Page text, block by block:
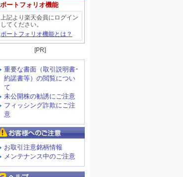
ポートフォリオ機能
上記より楽天会員にログイン
してください。
ポートフォリオ機能とは？
[PR]
重要な書面（取引説明書･
約諾書等）の閲覧につい
て
未公開株の勧誘にご注意
フィッシング詐欺にご注
意
お取引注意銘柄情報
メンテナンス中のご注意